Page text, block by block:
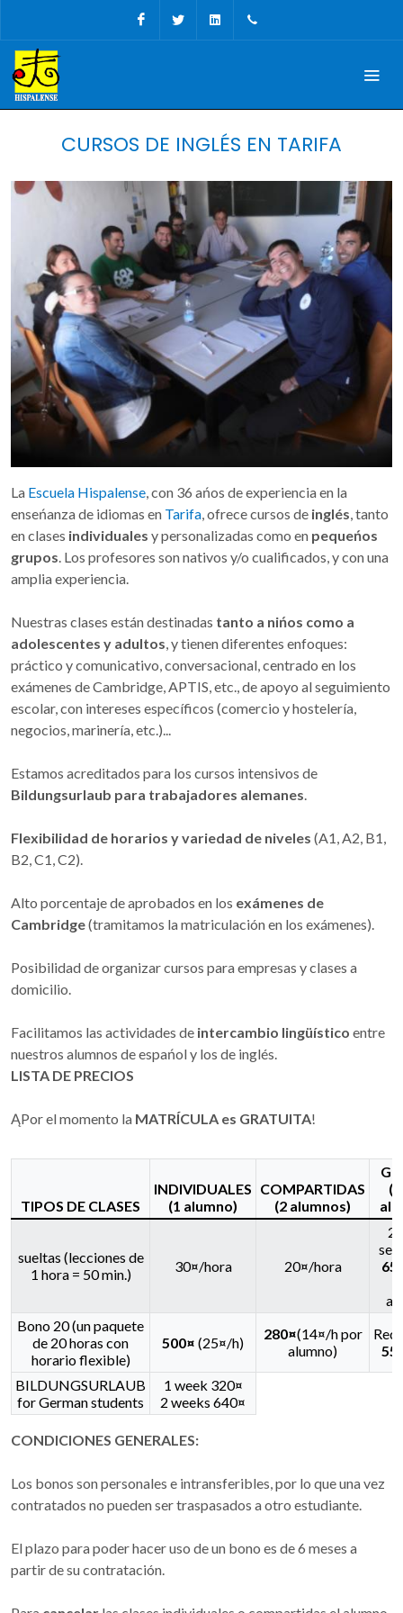
FacebookTwitter Linkedin
CURSOS DE INGLÉS EN TARIFA
La Escuela Hispalense, con 36 ańos de experiencia en la
enseńanza de idiomas en Tarifa, ofrece cursos de inglés, tanto
en clases individuales y personalizadas como en pequeńos
grupos. Los profesores son nativos y/o cualificados, y con una
amplia experiencia.
Nuestras clases están destinadas tanto a nińos como a
adolescentes y adultos, y tienen diferentes enfoques:
práctico y comunicativo, conversacional, centrado en los
exámenes de Cambridge, APTIS, etc., de apoyo al seguimiento
escolar, con intereses específicos (comercio y hostelería,
negocios, marinería, etc.)...
Estamos acreditados para los cursos intensivos de
Bildungsurlaub para trabajadores alemanes.
Flexibilidad de horarios y variedad de niveles (A1, A2, B1,
B2, C1, C2).
Alto porcentaje de aprobados en los exámenes de
Cambridge(tramitamos la matriculación en los exámenes).
Posibilidad de organizar cursos para empresas y clases a
domicilio.
Facilitamos las actividades de intercambio lingüístico entre
nuestros alumnos de espańol y los de inglés.
LISTA DE PRECIOS
ĄPor el momento la MATRÍCULA es GRATUITA!
TIPOS DE CLASES
INDIVIDUALES
(1 alumno)
COMPARTIDAS
(2 alumnos)
sueltas (lecciones de
1 hora = 50 min.)
30¤/hora 20¤/hora
2
Bono 20 (un paquete
de 20 horas con
horario flexible)
500¤ (25¤/h)
280¤(14¤/h por
alumno)
BILDUNGSURLAUB
for German students
1 week 320¤
2 weeks 640¤
CONDICIONES GENERALES:
Los bonos son personales e intransferibles, por lo que una vez
contratados no pueden ser traspasados a otro estudiante.
El plazo para poder hacer uso de un bono es de 6 meses a
partir de su contratación.